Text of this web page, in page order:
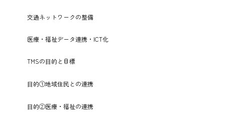
交通ネットワークの整備
医療・福祉データ連携・ICT化
TMSの⽬的と目標
⽬的①地域住⺠との連携
⽬的②医療・福祉の連携